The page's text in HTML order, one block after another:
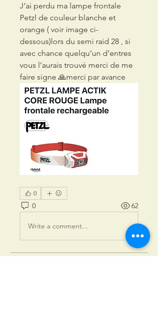
J’ai perdu ma lampe frontale
Petzl de couleur blanche et
orange ( voir image ci-
dessous)lors du semi raid 28 , si
avec chance quelqu’un d’entres
vous l’aurais trouvé merci de me
faire signe 🙏merci par avance
0
0 62
Write a comment...